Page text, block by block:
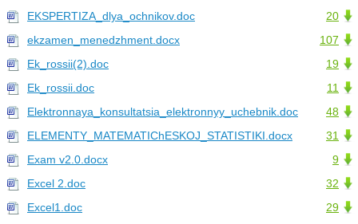
20
EKSPERTIZA_dlya_ochnikov.doc
107
ekzamen_menedzhment.docx
19
Ek_rossii(2).doc
11
Ek_rossii.doc
48
Elektronnaya_konsultatsia_elektronnyy_uchebnik.doc
31
ELEMENTY_MATEMATIChESKOJ_STATISTIKI.docx
9
Exam v2.0.docx
32
Excel 2.doc
29
Excel1.doc